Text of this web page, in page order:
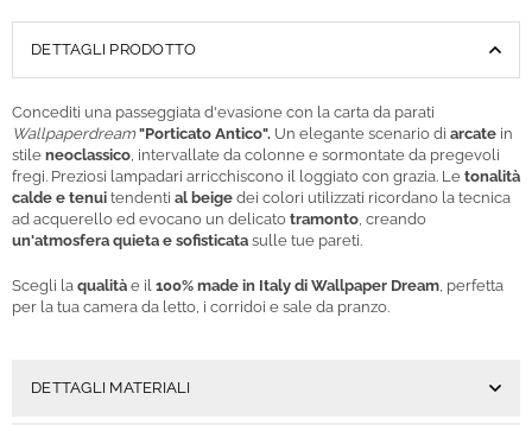
DETTAGLI PRODOTTO
Concediti una passeggiata d'evasione con la carta da parati
Wallpaperdream"Porticato Antico". Un elegante scenario di arcate in
stile neoclassico intervallate da colonne e sormontate da pregevoli
fregi. Preziosi lampadari arricchiscono il loggiato con grazia. Le tonalità
calde e tenui tendenti al beige dei colori utilizzati ricordano la tecnica
ad acquerello ed evocano un delicato tramonto , creando
un'atmosfera quieta e sofisticata sulle tue pareti.
Scegli la qualità e il 100% made in Italy di Wallpaper Dream , perfetta
per la tua camera da letto, i corridoi e sale da pranzo.
DETTAGLI MATERIALI